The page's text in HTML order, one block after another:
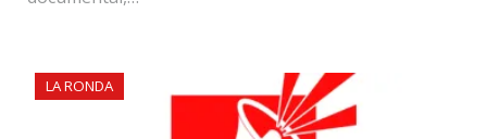
LA RONDA